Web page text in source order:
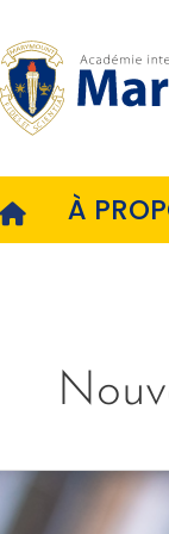
À
Calendrier
des